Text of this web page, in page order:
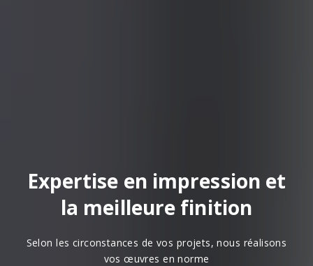
Expertise en impression et
la meilleure finition
Selon les circonstances de vos projets, nous réalisons
vos œuvres en norme